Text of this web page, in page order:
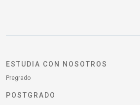
ESTUDIA CON NOSOTROS
Pregrado
POSTGRADO